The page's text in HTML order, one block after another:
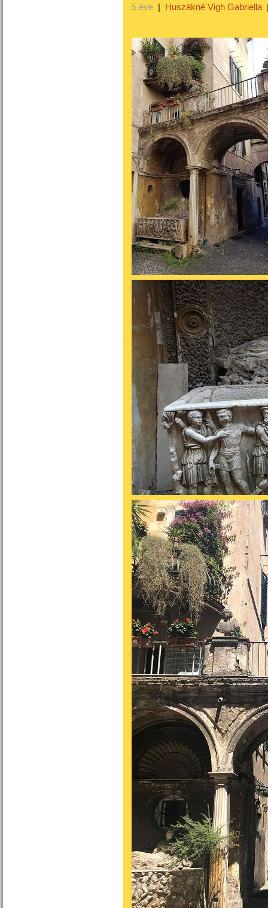
5 éve | Huszákné Vigh Gabriella